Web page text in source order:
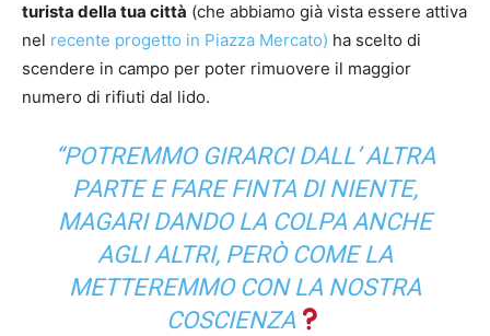
turista della tua città (che abbiamo già vista essere attiva
nel recente progetto in Piazza Mercato) ha scelto di
scendere in campo per poter rimuovere il maggior
numero di rifiuti dal lido.
“POTREMMO GIRARCI DALL’ ALTRA
PARTE E FARE FINTA DI NIENTE,
MAGARI DANDO LA COLPA ANCHE
AGLI ALTRI, PERÒ COME LA
METTEREMMO CON LA NOSTRA
COSCIENZA